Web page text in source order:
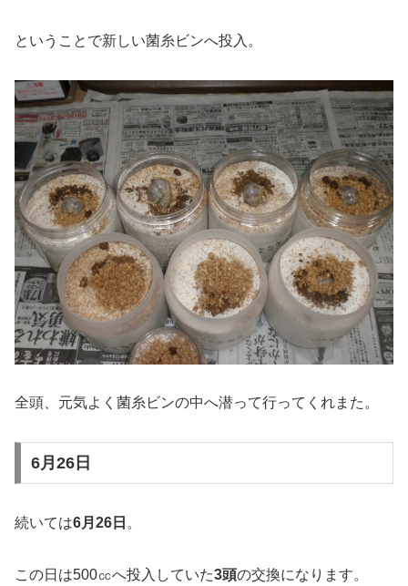
ということで新しい菌糸ビンへ投入。
全頭、元気よく菌糸ビンの中へ潜って行ってくれまた。
6月26日
続いては6月26日 。
この日は500㏄へ投入していた3頭の交換になります。